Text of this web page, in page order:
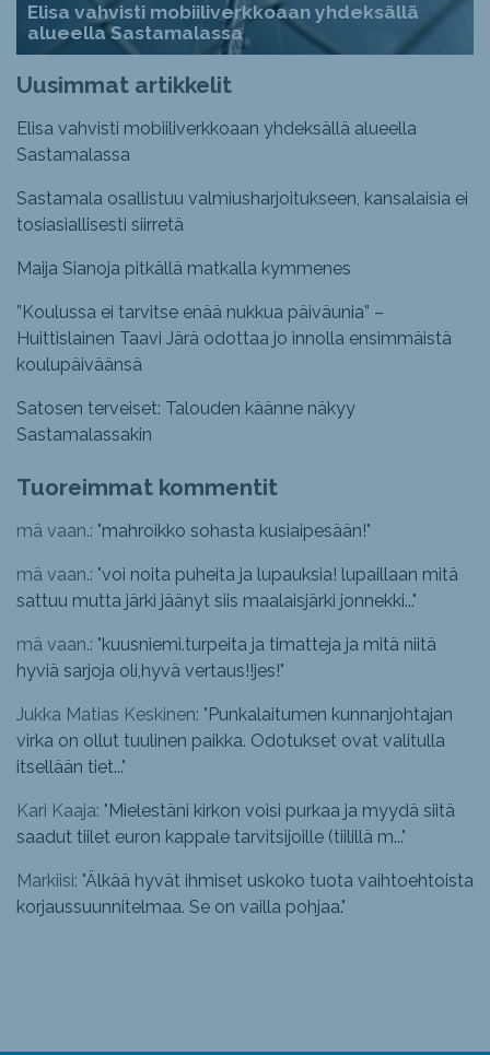
Elisa vahvisti mobiiliverkkoaan yhdeksällä
alueella Sastamalassa
Uusimmat artikkelit
Elisa vahvisti mobiiliverkkoaan yhdeksällä alueella
Sastamalassa
Sastamala osallistuu valmiusharjoitukseen, kansalaisia ei
tosiasiallisesti siirretä
Maija Sianoja pitkällä matkalla kymmenes
”Koulussa ei tarvitse enää nukkua päiväunia” –
Huittislainen Taavi Järä odottaa jo innolla ensimmäistä
koulupäiväänsä
Satosen terveiset: Talouden käänne näkyy
Sastamalassakin
Tuoreimmat kommentit
mä vaan.: "mahroikko sohasta kusiaipesään!"
mä vaan.: "voi noita puheita ja lupauksia! lupaillaan mitä
sattuu mutta järki jäänyt siis maalaisjärki jonnekki..."
mä vaan.: "kuusniemi.turpeita ja timatteja ja mitä niitä
hyviä sarjoja oli,hyvä vertaus!!jes!"
Jukka Matias Keskinen: "Punkalaitumen kunnanjohtajan
virka on ollut tuulinen paikka. Odotukset ovat valitulla
itsellään tiet..."
Kari Kaaja: "Mielestäni kirkon voisi purkaa ja myydä siitä
saadut tiilet euron kappale tarvitsijoille (tiilillä m..."
Markiisi: "Älkää hyvät ihmiset uskoko tuota vaihtoehtoista
korjaussuunnitelmaa. Se on vailla pohjaa."